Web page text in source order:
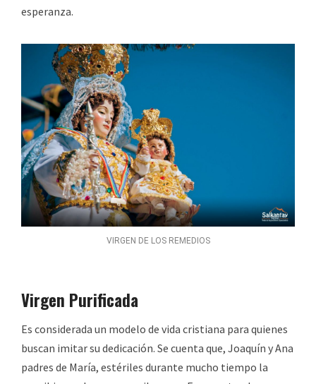
esperanza.
VIRGEN DE LOS REMEDIOS
Virgen Purificada
Es considerada un modelo de vida cristiana para quienes
buscan imitar su dedicación. Se cuenta que, Joaquín y Ana
padres de María, estériles durante mucho tiempo la